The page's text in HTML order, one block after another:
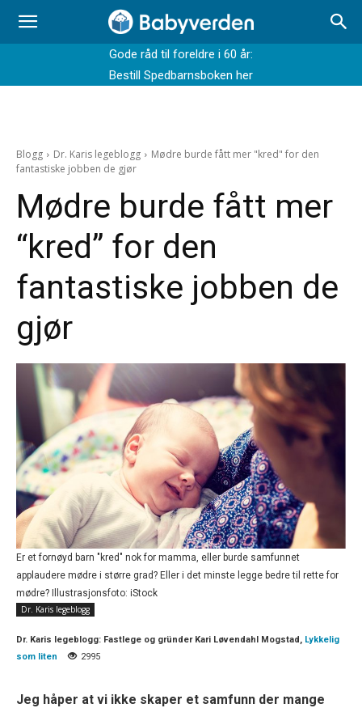
Gode råd til foreldre i 60 år:
Bestill Spedbarnsboken her
Blogg Dr. Karis legeblogg
Mødre burde fått mer "kred" for den
fantastiske jobben de gjør
Mødre burde fått mer
“kred” for den
fantastiske jobben de
gjør
Er et fornøyd barn "kred" nok for mamma, eller burde samfunnet
applaudere mødre i større grad? Eller i det minste legge bedre til rette for
mødre? Illustrasjonsfoto: iStock
Dr. Karis legeblogg
Dr. Karis legeblogg: Fastlege og gründer Kari Løvendahl Mogstad, Lykkelig
som liten
2995
Jeg håper at vi ikke skaper et samfunn der mange